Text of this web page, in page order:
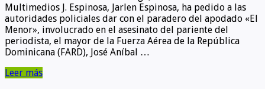
Multimedios J. Espinosa, Jarlen Espinosa, ha pedido a las
autoridades policiales dar con el paradero del apodado «El
Menor», involucrado en el asesinato del pariente del
periodista, el mayor de la Fuerza Aérea de la República
Dominicana (FARD), José Aníbal …
Leer más